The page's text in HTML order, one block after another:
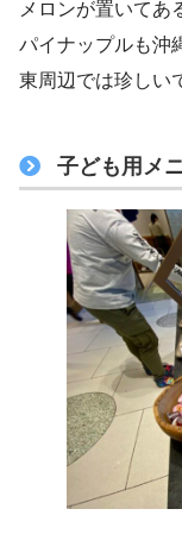
メロンが置いてあ
パイナップルも沖
東周辺では珍しい
子ども用メ